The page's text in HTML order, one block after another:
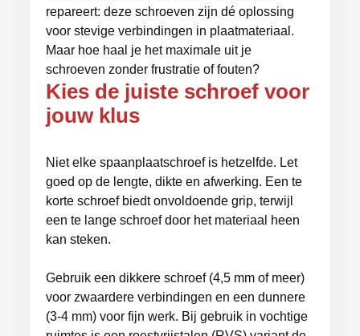
repareert: deze schroeven zijn dé oplossing
voor stevige verbindingen in plaatmateriaal.
Maar hoe haal je het maximale uit je
schroeven zonder frustratie of fouten?
Kies de juiste schroef voor
jouw klus
Niet elke spaanplaatschroef is hetzelfde. Let
goed op de lengte, dikte en afwerking. Een te
korte schroef biedt onvoldoende grip, terwijl
een te lange schroef door het materiaal heen
kan steken.
Gebruik een dikkere schroef (4,5 mm of meer)
voor zwaardere verbindingen en een dunnere
(3-4 mm) voor fijn werk. Bij gebruik in vochtige